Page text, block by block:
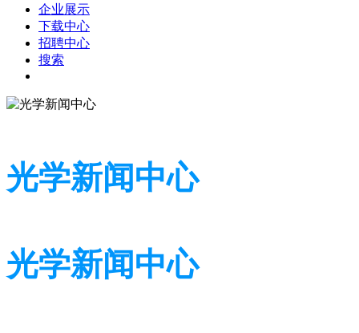
企业展示
下载中心
招聘中心
搜索
光学新闻中心
光学新闻中心